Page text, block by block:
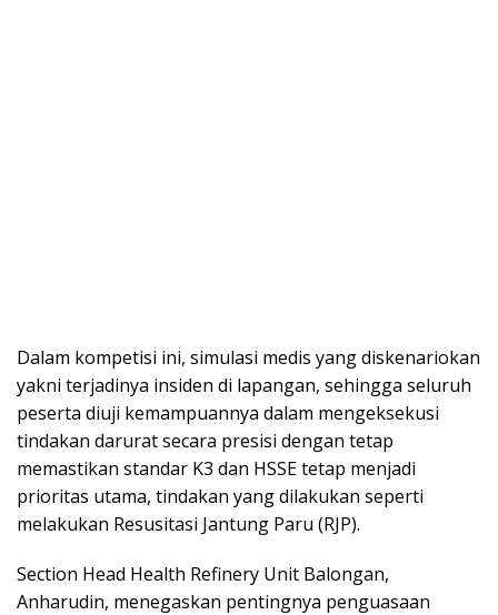
Dalam kompetisi ini, simulasi medis yang diskenariokan
yakni terjadinya insiden di lapangan, sehingga seluruh
peserta diuji kemampuannya dalam mengeksekusi
tindakan darurat secara presisi dengan tetap
memastikan standar K3 dan HSSE tetap menjadi
prioritas utama, tindakan yang dilakukan seperti
melakukan Resusitasi Jantung Paru (RJP).
Section Head Health Refinery Unit Balongan,
Anharudin, menegaskan pentingnya penguasaan